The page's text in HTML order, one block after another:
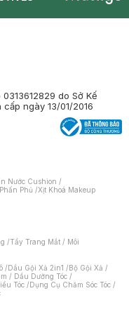
do Sở Kế
ngày 13/01/2016
Nước Cushion /
Phấn Phủ /Xịt Khoá Makeup
/Tẩy Trang Mắt / Môi
/Dầu Gội Xả 2in1 /Bộ Gội Xả /
/ Dầu Dưỡng Tóc /
Tóc /Dụng Cụ Chăm Sóc Tóc /